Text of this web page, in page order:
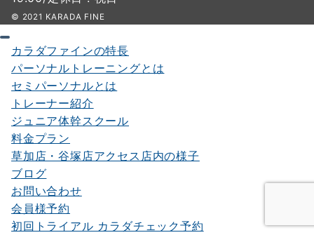
© 2021 KARADA FINE
カラダファインの特長
パーソナルトレーニングとは
セミパーソナルとは
トレーナー紹介
ジュニア体幹スクール
料金プラン
草加店・谷塚店アクセス店内の様子
ブログ
お問い合わせ
会員様予約
初回トライアル カラダチェック予約